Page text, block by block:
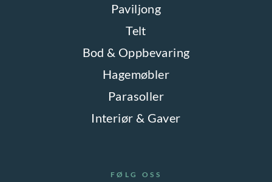
Paviljong
Telt
Bod & Oppbevaring
Hagemøbler
Parasoller
Interiør & Gaver
FØLG OSS